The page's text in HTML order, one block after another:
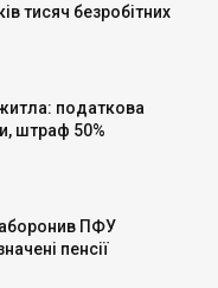
тисяч безробітних
податкова
штраф 50%
ПФУ
пенсії